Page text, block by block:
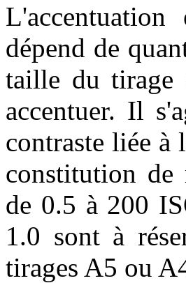
dépend de
taille du tirage
accentuer. Il
contraste liée à
constitution de
de 0.5 à 200
1.0 sont à
tirages A5 ou